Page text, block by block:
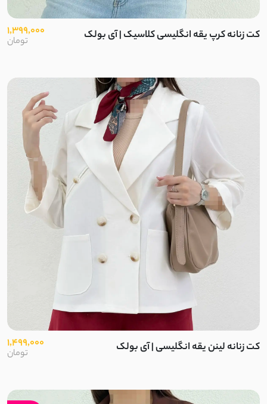
خامه دوزی کوبایی
کتان ظریف تابستانی
کرپ تابستانی پفکی
ساتن کرپ مات
نخ کجراه
نخ پنبه کبریتی
نخ کریشه
لینن اسلپ
مودال
الیاف
کت زنانه کرپ یقه انگلیسی کلاسیک | آی بولک 1,399,000
تومان
کت زنانه لینن یقه انگلیسی | آی بولک 1,499,000
تومان